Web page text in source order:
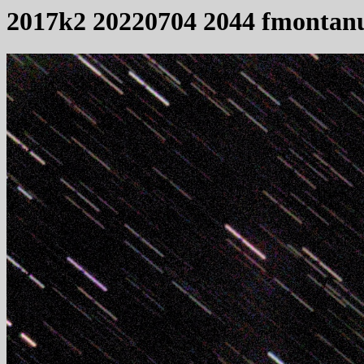
2017k2 20220704 2044